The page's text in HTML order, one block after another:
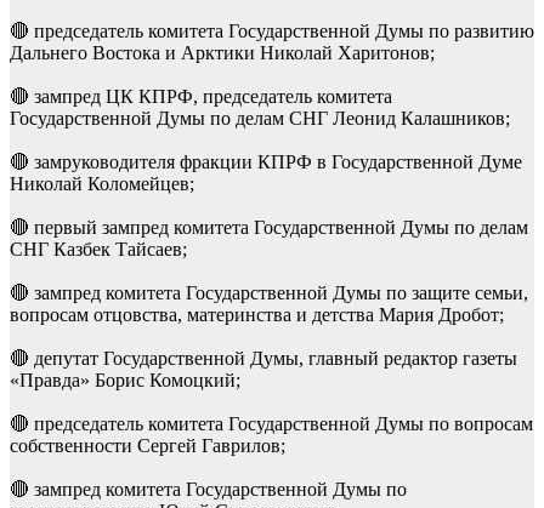
🔴 председатель комитета Государственной Думы по развитию
Дальнего Востока и Арктики Николай Харитонов;
🔴 зампред ЦК КПРФ, председатель комитета
Государственной Думы по делам СНГ Леонид Калашников;
🔴 замруководителя фракции КПРФ в Государственной Думе
Николай Коломейцев;
🔴 первый зампред комитета Государственной Думы по делам
СНГ Казбек Тайсаев;
🔴 зампред комитета Государственной Думы по защите семьи,
вопросам отцовства, материнства и детства Мария Дробот;
🔴 депутат Государственной Думы, главный редактор газеты
«Правда» Борис Комоцкий;
🔴 председатель комитета Государственной Думы по вопросам
собственности Сергей Гаврилов;
🔴 зампред комитета Государственной Думы по